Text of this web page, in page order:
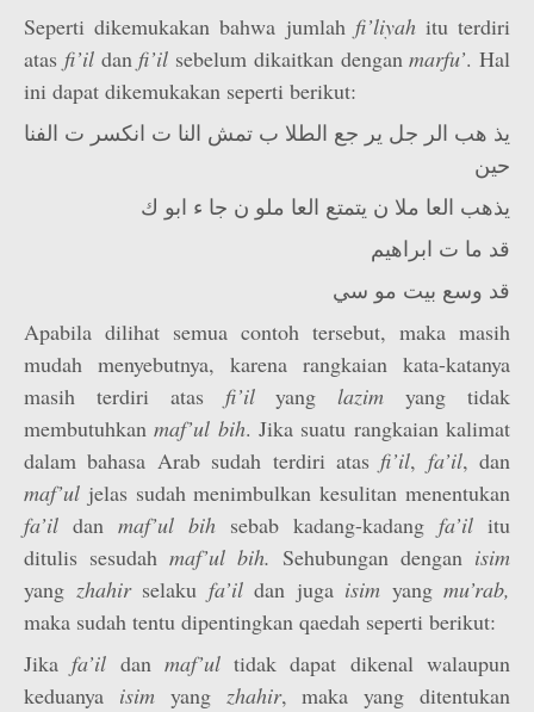
Seperti dikemukakan bahwa jumlah fi’liyah itu terdiri
atas fi’il dan fi’il sebelum dikaitkan denganmarf­u’. Hal
ini dapat dikemukakan seperti berikut:
يذ هب الر جل ير جع الطلا ب تمش النا ت انكسر ت الفنا
حين
يذهب العا ملا ن يتمتع العا ملو ن جا ء ابو ك
قد ما ت ابراهيم
قد وسع بيت مو سي
Apabila dilihat semua contoh tersebut, maka masih
mudah menyebutnya, karena rangkaian kata-katanya
masih terdiri atas fi’ilyanglazimyang tidak
membutuhkanmaf’ul bih. Jika suatu rangkaian kalimat
dalam bahasa Arab sudah terdiri atas fi’il, fa’il, dan
maf’ul jelas sudah menimbulkan kesulitan menentukan
fa’il dan maf’ul bih sebab kadang-kadang fa’il itu
ditulis sesudah maf’­ul bih. Sehubungan dengan isim
yang zhahir selaku fa’il dan juga isim yang mu’rab,
maka sudah tentu dipentingkan qaedah seperti berikut:
Jikafa’il dan maf’ultidak dapat dikenal walaupun
keduanya isim yang zhahir, maka yang ditentukan